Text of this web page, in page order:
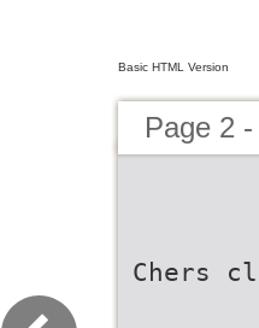
Basic HTML Version
Page 2
Chers